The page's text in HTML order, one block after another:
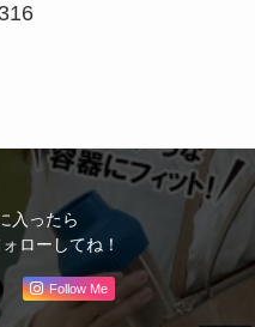
入ったら
ローしてね！
Follow Me